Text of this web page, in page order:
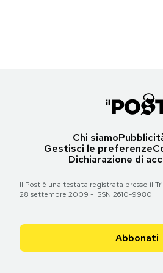
Chi siamo
Gestisci le preferenze
Dichiarazione di
Il Post è una testata registrata presso il
28 settembre 2009 - ISSN 2610-9980
Abbonati